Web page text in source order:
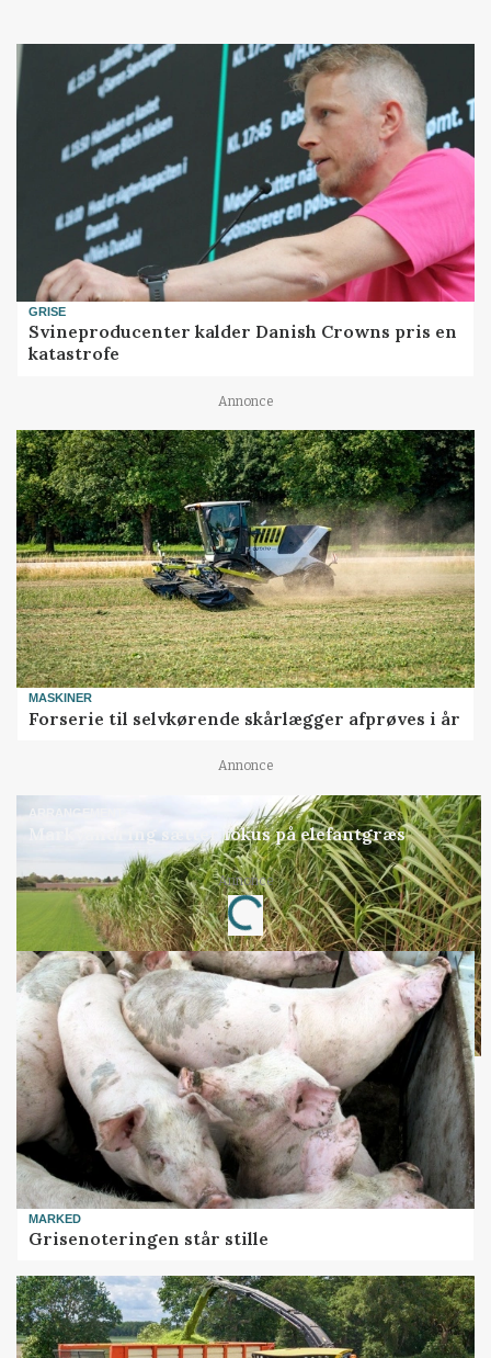
GRISE
Svineproducenter kalder Danish Crowns pris en
katastrofe
Annonce
MASKINER
Forserie til selvkørende skårlægger afprøves i år
Annonce
ARRANGEMENT
Markvandring sætter fokus på elefantgræs
Annonce
Loading...
MARKED
Grisenoteringen står stille